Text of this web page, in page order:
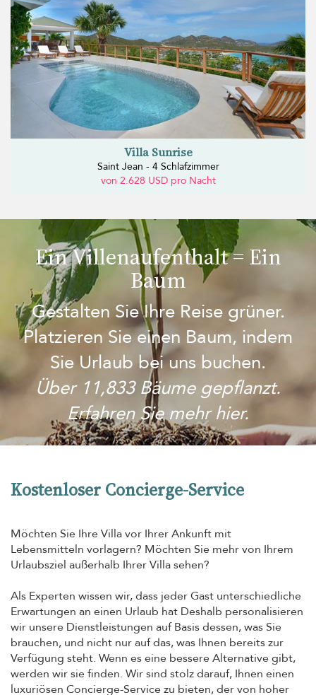
Villa Sunrise
Saint Jean - 4 Schlafzimmer
von 2.628 USD pro Nacht
Ein Villenaufenthalt = Ein
Baum
Gestalten Sie Ihre Reise grüner.
Platzieren Sie einen Baum, indem
Sie Urlaub bei uns buchen.
Über 11,833 Bäume gepflanzt.
Erfahren Sie mehr hier.
Kostenloser Concierge-Service
Möchten Sie Ihre Villa vor Ihrer Ankunft mit
Lebensmitteln vorlagern? Möchten Sie mehr von Ihrem
Urlaubsziel außerhalb Ihrer Villa sehen?
Als Experten wissen wir, dass jeder Gast unterschiedliche
Erwartungen an einen Urlaub hat Deshalb personalisieren
wir unsere Dienstleistungen auf Basis dessen, was Sie
brauchen, und nicht nur auf das, was Ihnen bereits zur
Verfügung steht. Wenn es eine bessere Alternative gibt,
werden wir sie finden. Wir sind stolz darauf, Ihnen einen
luxuriösen Concierge-Service zu bieten, der von hoher